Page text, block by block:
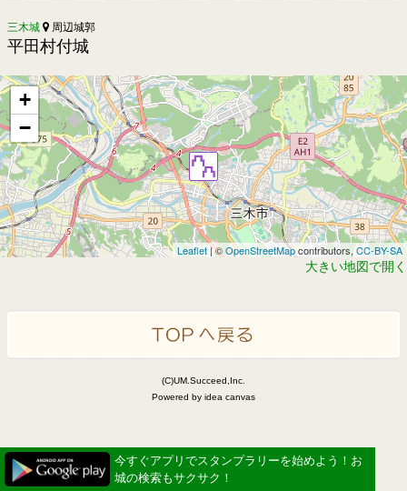
三木城 周辺城郭
平田村付城
+
−
Leaflet| ©OpenStreetMapcontributors, CC-BY-SA
大きい地図で開く
(C)UM.Succeed,Inc.
Powered by idea canvas
今すぐアプリでスタンプラリーを始めよう！お
城の検索もサクサク！